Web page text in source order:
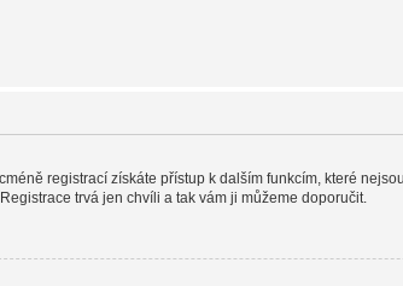
registrací získáte přístup k dalším funkcím, které
trvá jen chvíli a tak vám ji můžeme doporučit.